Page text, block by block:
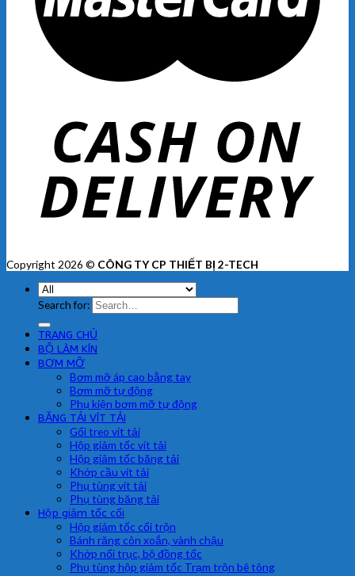
Copyright 2026 © CÔNG TY CP THIẾT BỊ 2-TECH
Search for:
TRANG CHỦ
BỘ LÀM KÍN
BƠM MỠ
Bơm mỡ áp cao bằng tay
Bơm mỡ tự động
Phụ kiện bơm mỡ tự động
BĂNG TẢI VÍT TẢI
Gối treo vít tải
Hộp giảm tốc vít tải
Hộp giảm tốc băng tải
Khớp cầu vít tải
Phụ tùng vít tải
Phụ tùng băng tải
Hộp giảm tốc cối
Hộp giảm tốc cối trộn
Bánh răng côn xoắn, vành chậu
Khớp nối trục, bộ đồng tốc
Phụ tùng hộp giảm tốc Trạm trộn bê tông